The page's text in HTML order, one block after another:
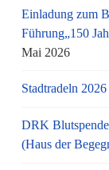
Einladung zum
Führung„150
Mai 2026
Stadtradeln
DRK
(Haus der